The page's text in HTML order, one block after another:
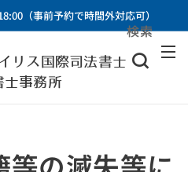
（事前予約で時間外対応可）
リス国際司法書士・
士事務所
検索